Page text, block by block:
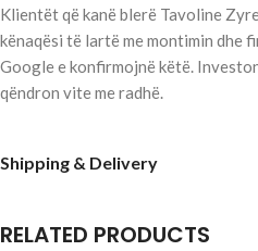
Klientët që kanë blerë Tavoline
kënaqësi të lartë me montimin dhe
Google e konfirmojnë këtë.
qëndron vite me radhë.
Shipping & Delivery
RELATED PRODUCTS